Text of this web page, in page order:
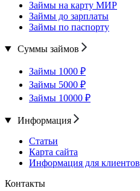
Займы на карту МИР
Займы до зарплаты
Займы по паспорту
Суммы займов
Займы 1000 ₽
Займы 5000 ₽
Займы 10000 ₽
Информация
Статьи
Карта сайта
Информация для клиентов
Контакты